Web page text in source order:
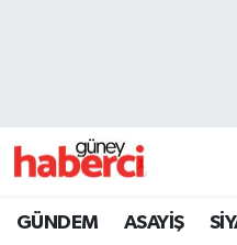
GÜNDEM ASAYİŞ
Beyoğlu Trafik